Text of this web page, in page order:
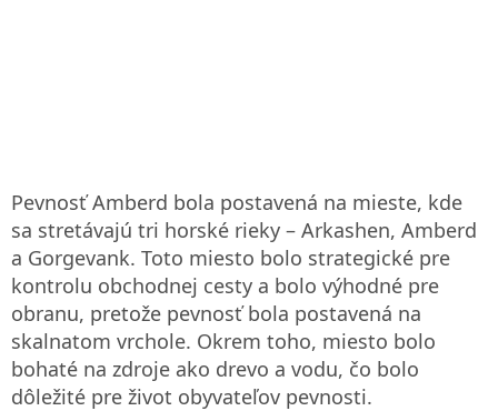
Pevnosť Amberd bola postavená na mieste, kde
sa stretávajú tri horské rieky – Arkashen, Amberd
a Gorgevank. Toto miesto bolo strategické pre
kontrolu obchodnej cesty a bolo výhodné pre
obranu, pretože pevnosť bola postavená na
skalnatom vrchole. Okrem toho, miesto bolo
bohaté na zdroje ako drevo a vodu, čo bolo
dôležité pre život obyvateľov pevnosti.